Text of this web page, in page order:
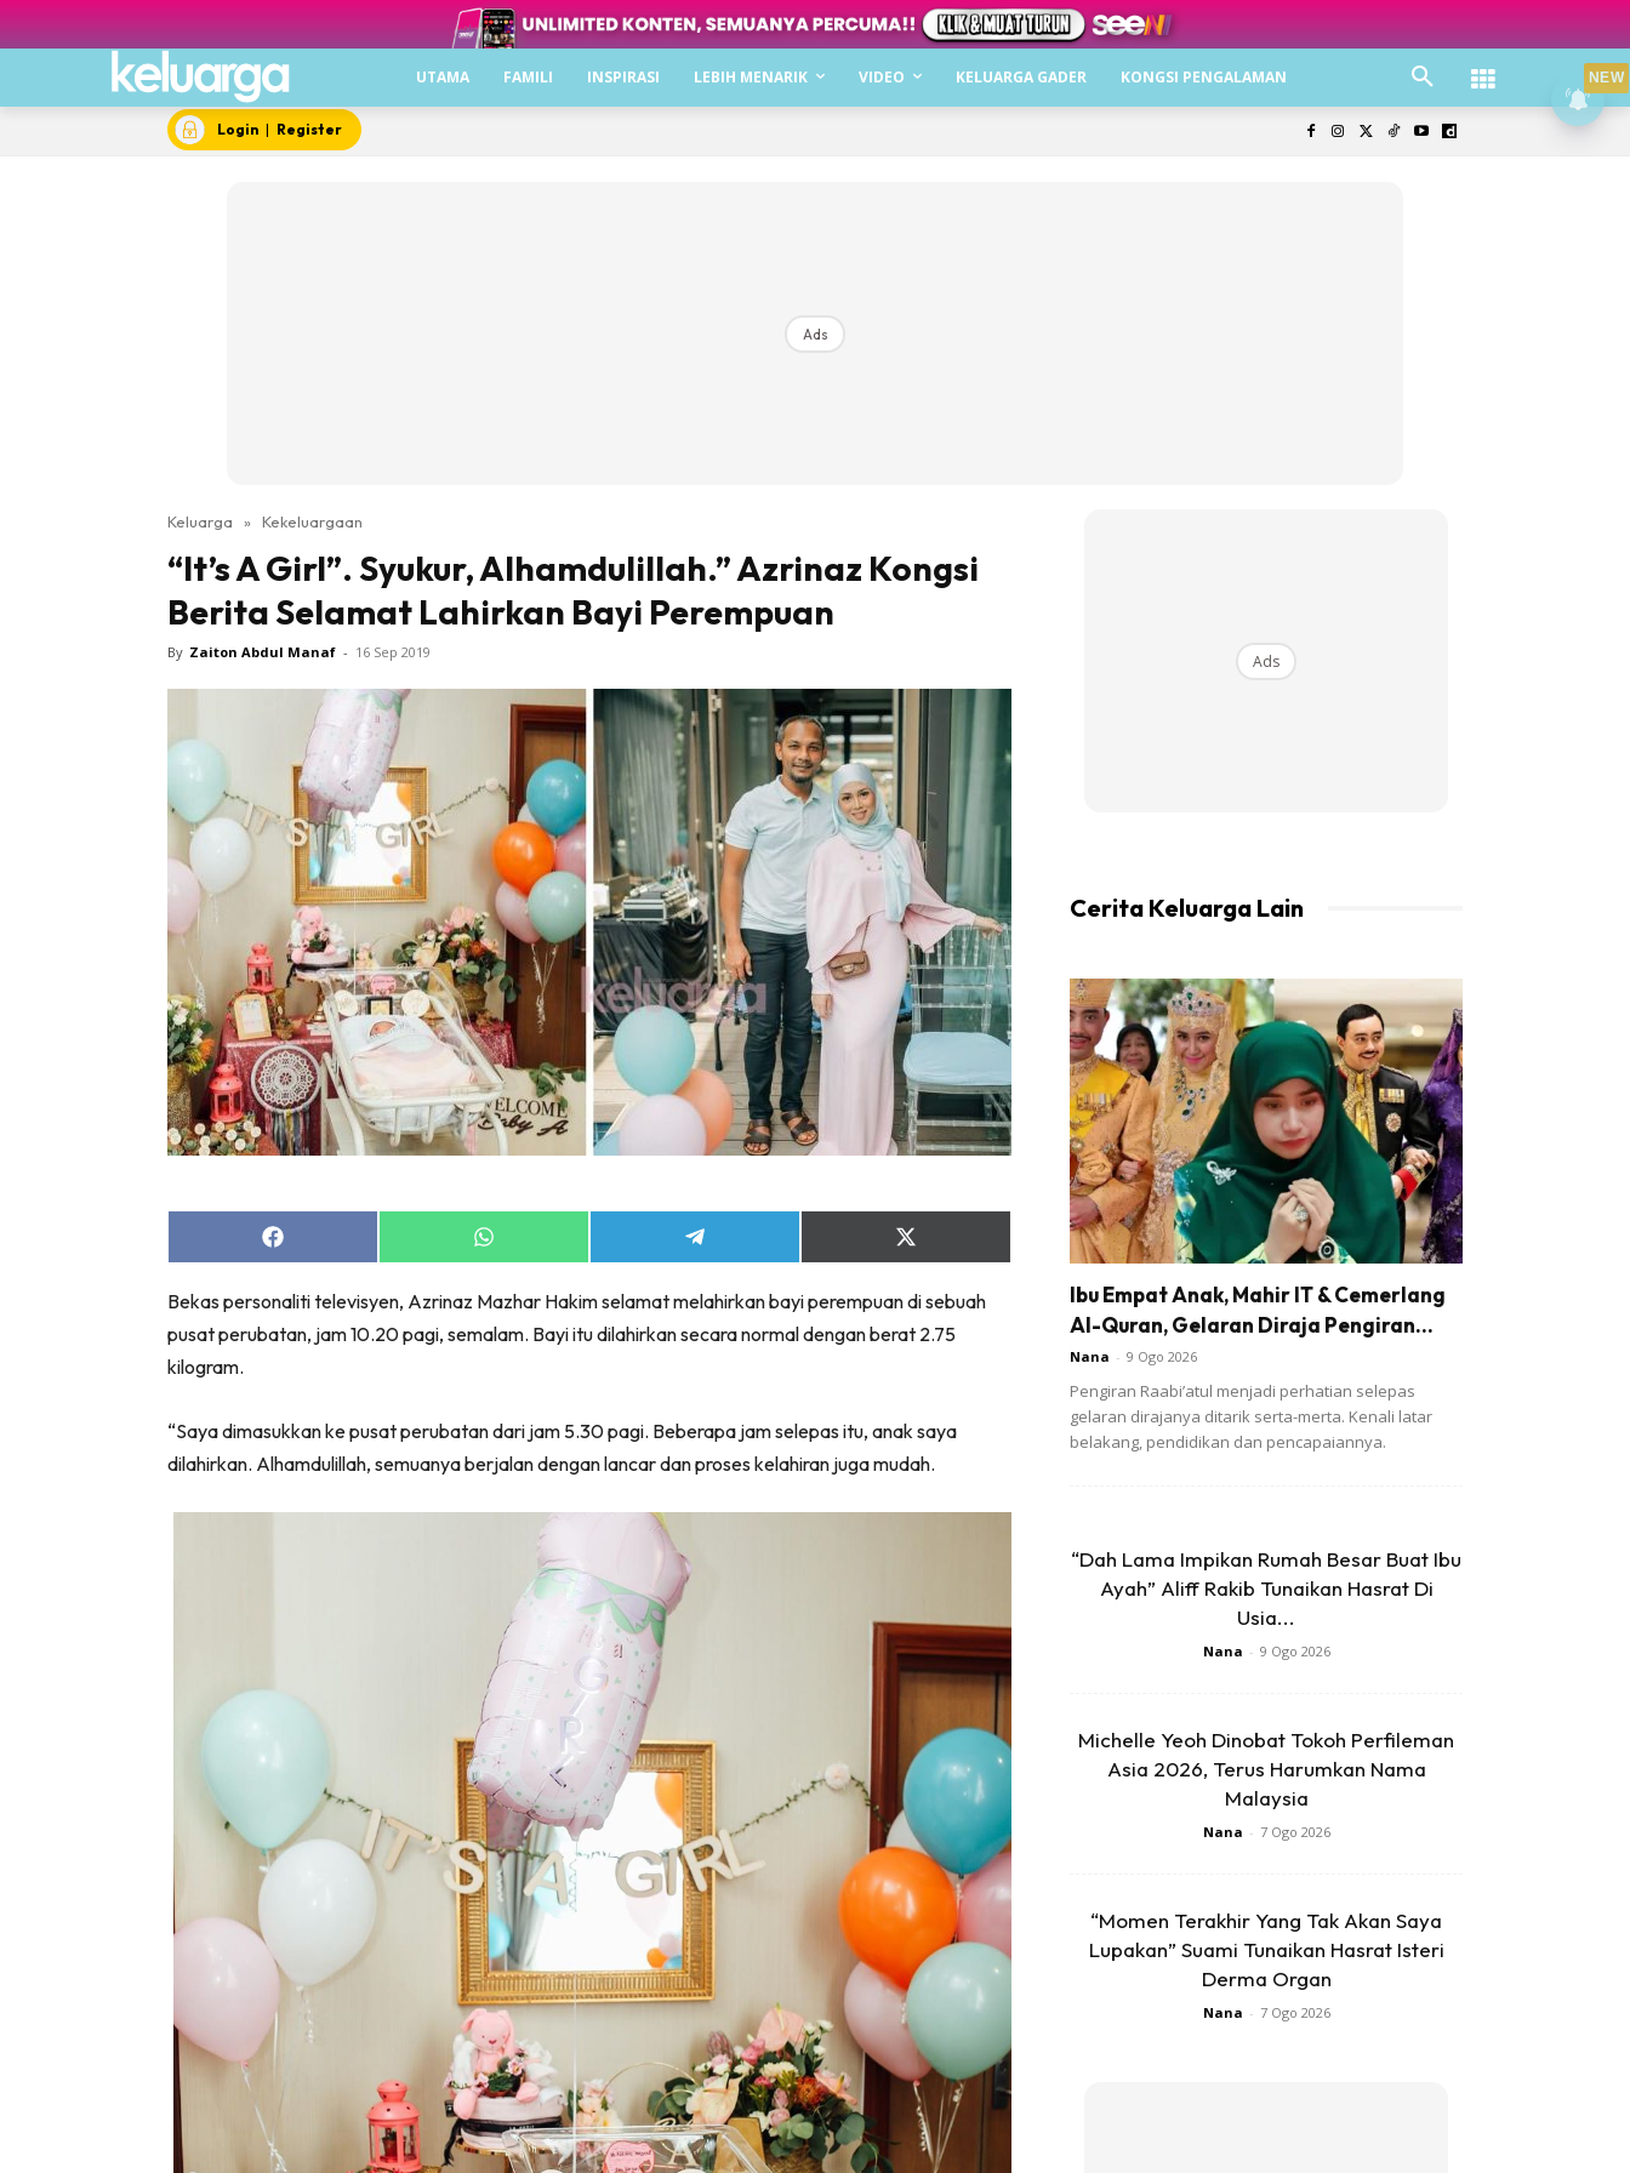
UTAMA FAMILI INSPIRASI LEBIH MENARIK VIDEO KELUARGA GADER KONGSI PENGALAMAN
Login | Register
Ads
Keluarga » Kekeluargaan
“It’s A Girl”. Syukur, Alhamdulillah.” Azrinaz Kongsi
Berita Selamat Lahirkan Bayi Perempuan
By Zaiton Abdul Manaf - 16 Sep 2019
Share
on
Share
on
Share
on
Share
on
(Twitter)
Bekas personaliti televisyen, Azrinaz Mazhar Hakim selamat melahirkan bayi perempuan di sebuah
pusat perubatan, jam 10.20 pagi, semalam. Bayi itu dilahirkan secara normal dengan berat 2.75
kilogram.
“Saya dimasukkan ke pusat perubatan dari jam 5.30 pagi. Beberapa jam selepas itu, anak saya
dilahirkan. Alhamdulillah, semuanya berjalan dengan lancar dan proses kelahiran juga mudah.
Ads
Cerita Keluarga Lain
Ibu Empat Anak, Mahir IT & Cemerlang
Al-Quran, Gelaran Diraja Pengiran...
Nana - 9 Ogo 2026
Pengiran Raabi’atul menjadi perhatian selepas
gelaran dirajanya ditarik serta-merta. Kenali latar
belakang, pendidikan dan pencapaiannya.
“Dah Lama Impikan Rumah Besar Buat Ibu
Ayah” Aliff Rakib Tunaikan Hasrat Di
Usia...
Nana - 9 Ogo 2026
Michelle Yeoh Dinobat Tokoh Perfileman
Asia 2026, Terus Harumkan Nama
Malaysia
Nana - 7 Ogo 2026
“Momen Terakhir Yang Tak Akan Saya
Lupakan” Suami Tunaikan Hasrat Isteri
Derma Organ
Nana - 7 Ogo 2026
NEW